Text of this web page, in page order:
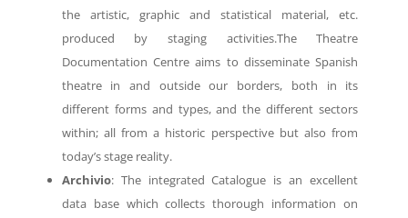
the artistic, graphic and statistical material, etc.
produced by staging activities.The Theatre
Documentation Centre aims to disseminate Spanish
theatre in and outside our borders, both in its
different forms and types, and the different sectors
within; all from a historic perspective but also from
today’s stage reality.
Archivio: The integrated Catalogue is an excellent
data base which collects thorough information on